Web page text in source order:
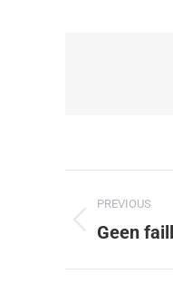
PREVIOUS
Geen